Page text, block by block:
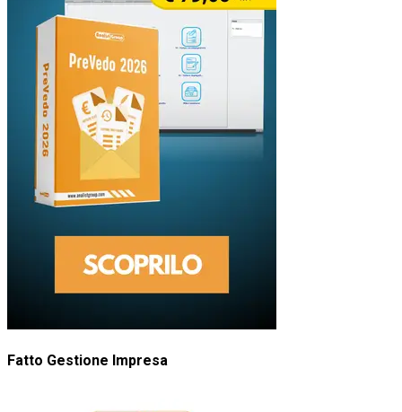
Fatto Gestione Impresa